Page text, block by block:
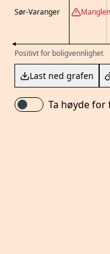
Positivt for boligvennlighet
Sør-Varanger
Last ned grafen
Ta høyde